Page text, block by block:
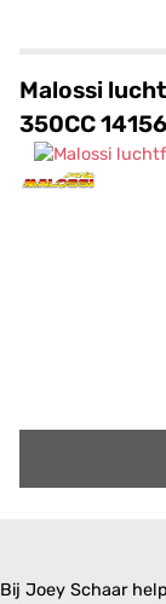
Malossi
350CC
Bij Joey Schaar